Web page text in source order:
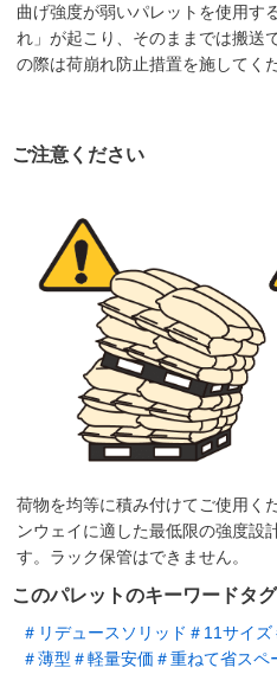
曲げ強度が弱いパレットを使用す
れ」が起こり、そのままでは搬送
の際は荷崩れ防止措置を施してく
ご注意ください
荷物を均等に積み付けてご使用く
ンウェイに適した最低限の強度設
す。ラック保管はできません。
このパレットのキーワードタグ
＃リデュースソリッド ＃11サイズ
＃薄型 ＃軽量安価 ＃重ねて省スペ